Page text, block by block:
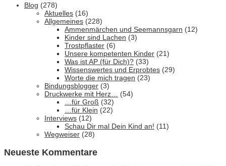
Blog (278)
Aktuelles (16)
Allgemeines (228)
Ammenmärchen und Seemannsgarn (12)
Kinder sind Lachen (3)
Trostpflaster (6)
Unsere kompetenten Kinder (21)
Was ist AP (für Dich)? (33)
Wissenswertes und Erprobtes (29)
Worte die mich tragen (23)
Bindungsblogger (3)
Druckwerke mit Herz…
(54)
…für Groß (32)
…für Klein (22)
Interviews (12)
Schau Dir mal Dein Kind an! (11)
Wegweiser (28)
Neueste Kommentare